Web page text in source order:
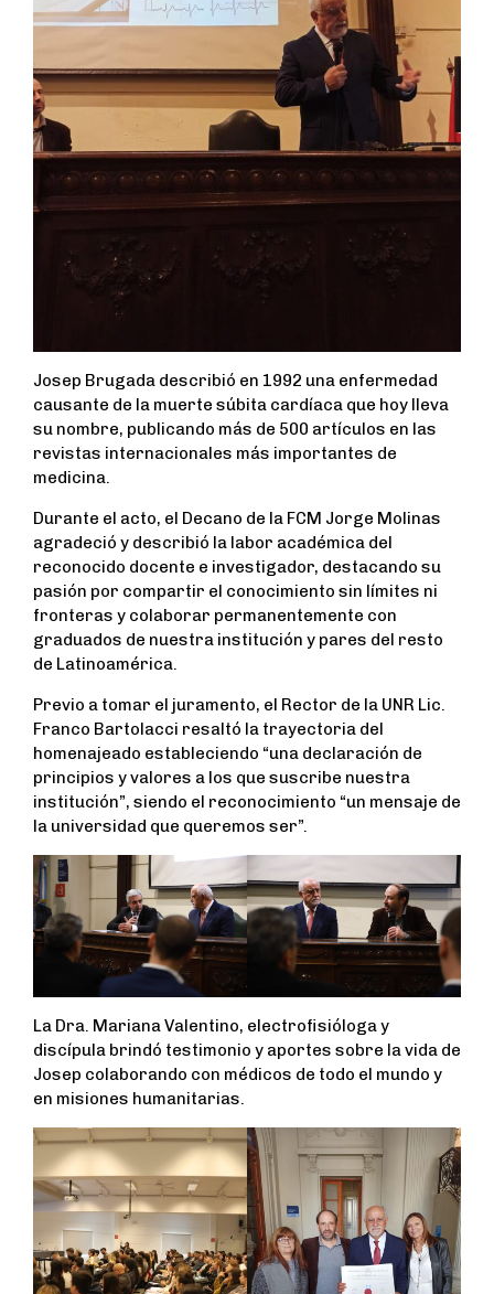
Josep Brugada describió en 1992 una enfermedad
causante de la muerte súbita cardíaca que hoy lleva
su nombre, publicando más de 500 artículos en las
revistas internacionales más importantes de
medicina.
Durante el acto, el Decano de la FCM Jorge Molinas
agradeció y describió la labor académica del
reconocido docente e investigador, destacando su
pasión por compartir el conocimiento sin límites ni
fronteras y colaborar permanentemente con
graduados de nuestra institución y pares del resto
de Latinoamérica.
Previo a tomar el juramento, el Rector de la UNR Lic.
Franco Bartolacci resaltó la trayectoria del
homenajeado estableciendo “una declaración de
principios y valores a los que suscribe nuestra
institución”, siendo el reconocimiento “un mensaje de
la universidad que queremos ser”.
La Dra. Mariana Valentino, electrofisióloga y
discípula brindó testimonio y aportes sobre la vida de
Josep colaborando con médicos de todo el mundo y
en misiones humanitarias.